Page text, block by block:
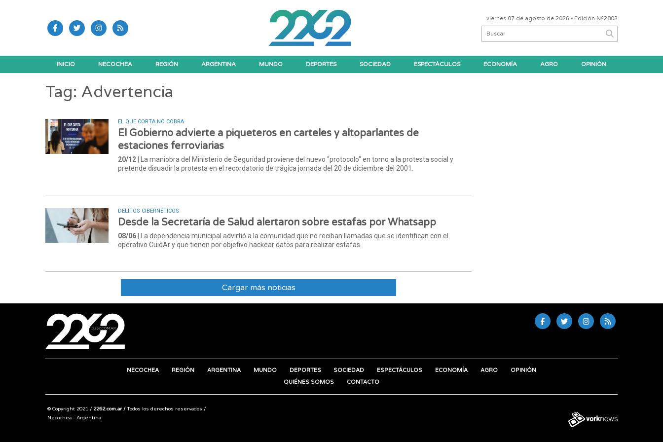
viernes 07 de agosto de 2026 - Edición Nº2802
INICIO NECOCHEA REGIÓN ARGENTINA MUNDO DEPORTES SOCIEDAD ESPECTÁCULOS ECONOMÍA AGRO OPINIÓN
Tag: Advertencia
EL QUE CORTA NO COBRA
El Gobierno advierte a piqueteros en carteles y altoparlantes de
estaciones ferroviarias
20/12 | La maniobra del Ministerio de Seguridad proviene del nuevo "protocolo" en torno a la protesta social y
pretende disuadir la protesta en el recordatorio de trágica jornada del 20 de diciembre del 2001.
DELITOS CIBERNÉTICOS
Desde la Secretaría de Salud alertaron sobre estafas por Whatsapp
08/06 | La dependencia municipal advirtió a la comunidad que no reciban llamadas que se identifican con el
operativo CuidAr y que tienen por objetivo hackear datos para realizar estafas.
Cargar más noticias
NECOCHEA REGIÓN ARGENTINA MUNDO DEPORTES SOCIEDAD ESPECTÁCULOS ECONOMÍA AGRO
OPINIÓN
QUIÉNES SOMOS
CONTACTO
© Copyright 2021 / 2262.com.ar /Todos los derechos reservados /
Necochea - Argentina